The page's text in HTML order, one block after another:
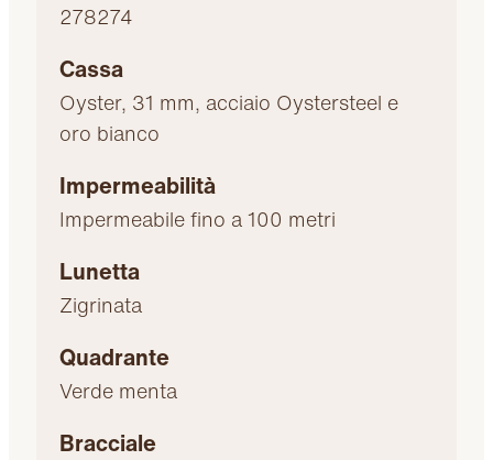
278274
Cassa
Oyster, 31 mm, acciaio Oystersteel e
oro bianco
Impermeabilità
Impermeabile fino a 100 metri
Lunetta
Zigrinata
Quadrante
Verde menta
Bracciale